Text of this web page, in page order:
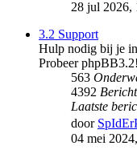
28 jul 2026,
3.2 Support
Hulp nodig bij je
Probeer
563
4392
Laatste
door
04 mei